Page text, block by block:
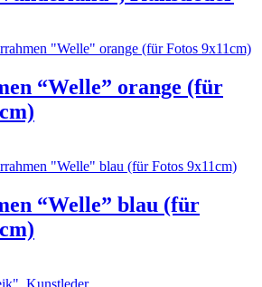
“Welle” orange (für
“Welle” blau (für